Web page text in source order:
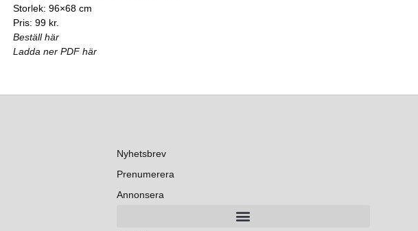
Storlek: 96×68 cm
Pris: 99 kr.
Beställ här
Ladda ner PDF här
Nyhetsbrev
Prenumerera
Annonsera